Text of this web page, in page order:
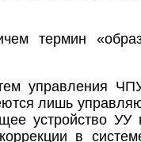
термин
управления
лишь
устройство
в